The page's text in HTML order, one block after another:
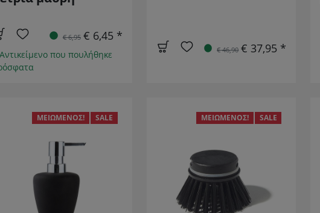
€ 6,95 € 6,45 *
που πουλήθηκε
€ 46,90 € 37,95 *
ΜΕΙΩΜΈΝΟΣ! SALE ΜΕΙΩΜΈΝΟΣ! SALE